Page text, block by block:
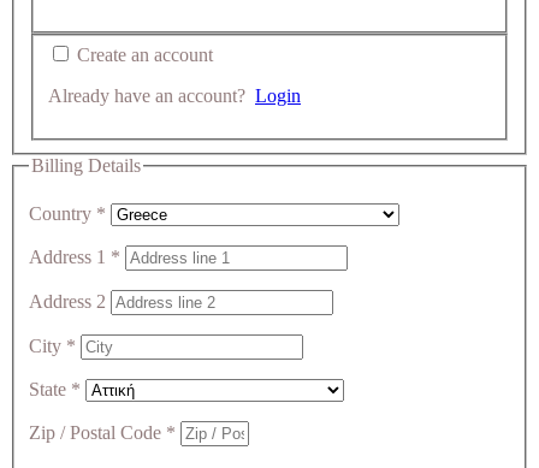
Create an account
Already have an account? Login
Billing Details
Country *
Address 1 *
Address 2
City *
State *
Zip / Postal Code *